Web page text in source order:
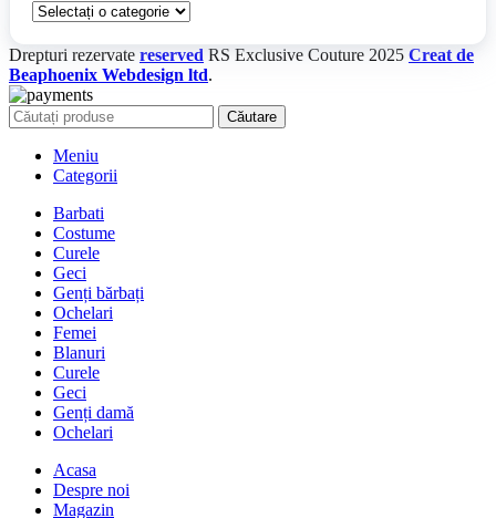
Drepturi rezervate reserved RS Exclusive Couture 2025 Creat de
Beaphoenix Webdesign ltd.
Căutare
Meniu
Categorii
Barbati
Costume
Curele
Geci
Genți bărbați
Ochelari
Femei
Blanuri
Curele
Geci
Genți damă
Ochelari
Acasa
Despre noi
Magazin